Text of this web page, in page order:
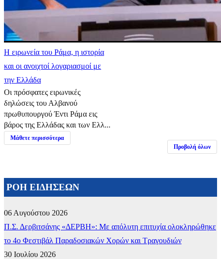
Η ειρωνεία του Ράμα, η ιστορία
και οι ανοιχτοί λογαριασμοί με
την Ελλάδα
Οι πρόσφατες ειρωνικές
δηλώσεις του Αλβανού
πρωθυπουργού Έντι Ράμα εις
βάρος της Ελλάδας και των Ελλ...
Μάθετε περισσότερα
Προβολή όλων
ΡΟΗ ΕΙΔΗΣΕΩΝ
06 Αυγούστου 2026
Π.Σ. Δερβιτσάνης «ΔΕΡΒΗ»: Με απόλυτη επιτυχία ολοκληρώθηκε
το 4ο Φεστιβάλ Παραδοσιακών Χορών και Τραγουδιών
30 Ιουλίου 2026